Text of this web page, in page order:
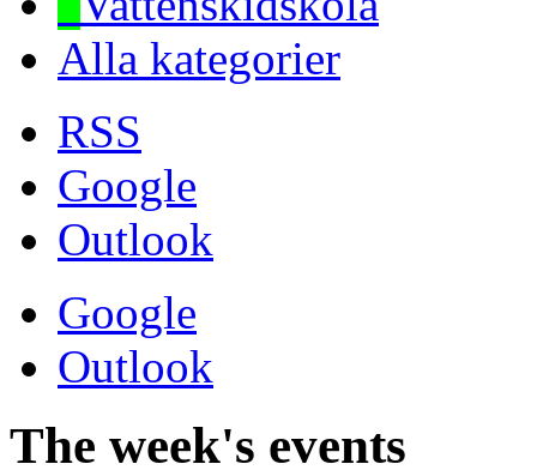
Alla kategorier
RSS
Google
Outlook
Google
Outlook
The week's events